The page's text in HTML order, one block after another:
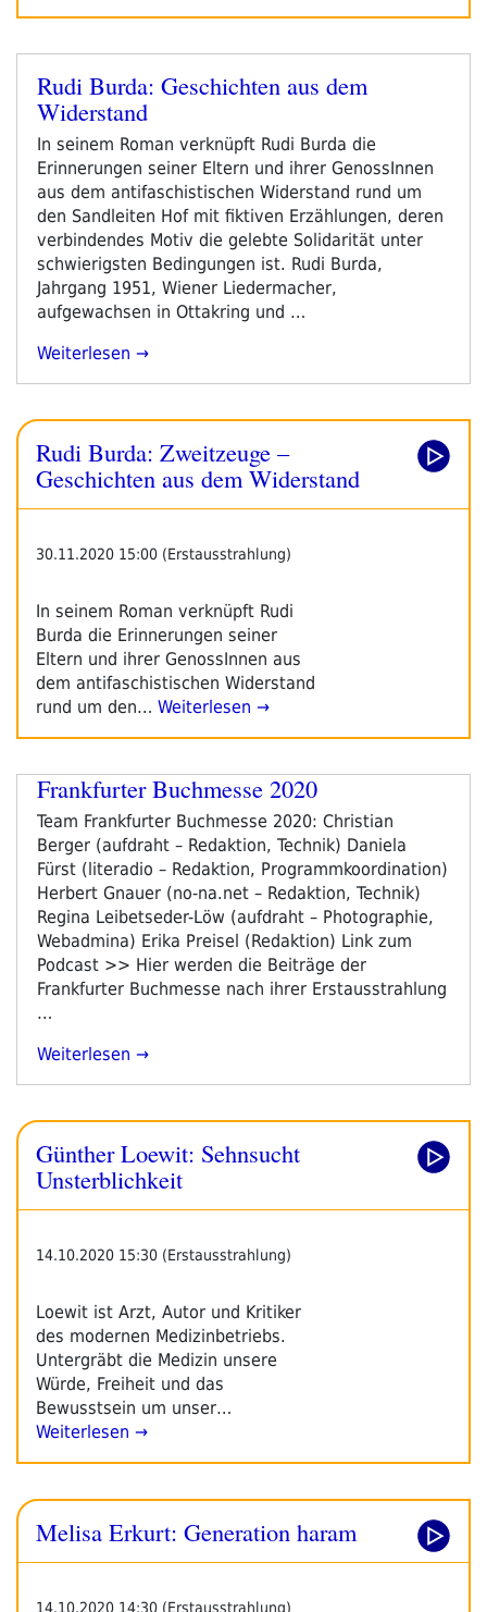
Veröffentlicht
am
Rudi Burda: Geschichten aus dem
Widerstand
In seinem Roman verknüpft Rudi Burda die
Erinnerungen seiner Eltern und ihrer GenossInnen
aus dem antifaschistischen Widerstand rund um
den Sandleiten Hof mit fiktiven Erzählungen, deren
verbindendes Motiv die gelebte Solidarität unter
schwierigsten Bedingungen ist. Rudi Burda,
Jahrgang 1951, Wiener Liedermacher,
aufgewachsen in Ottakring und …
„Rudi
Aus
Dem
Widerstand“
Weiterlesen
Rudi Burda: Zweitzeuge –
Geschichten aus dem Widerstand
30.11.2020 15:00 (Erstausstrahlung)
In seinem Roman verknüpft Rudi
Burda die Erinnerungen seiner
Eltern und ihrer GenossInnen aus
dem antifaschistischen Widerstand
rund um den… Weiterlesen →
Frankfurter Buchmesse 2020
Team Frankfurter Buchmesse 2020: Christian
Berger (aufdraht – Redaktion, Technik) Daniela
Fürst (literadio – Redaktion, Programmkoordination)
Herbert Gnauer (no-na.net – Redaktion, Technik)
Regina Leibetseder-Löw (aufdraht – Photographie,
Webadmina) Erika Preisel (Redaktion) Link zum
Podcast >> Hier werden die Beiträge der
Frankfurter Buchmesse nach ihrer Erstausstrahlung
…
„Frankfurter
Weiterlesen
Günther Loewit: Sehnsucht
Unsterblichkeit
14.10.2020 15:30 (Erstausstrahlung)
Loewit ist Arzt, Autor und Kritiker
des modernen Medizinbetriebs.
Untergräbt die Medizin unsere
Würde, Freiheit und das
Bewusstsein um unser…
Weiterlesen →
Melisa Erkurt: Generation haram
14.10.2020 14:30 (Erstausstrahlung)